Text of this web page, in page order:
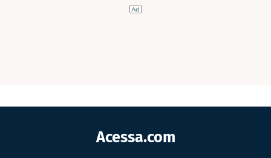
Acessa.com